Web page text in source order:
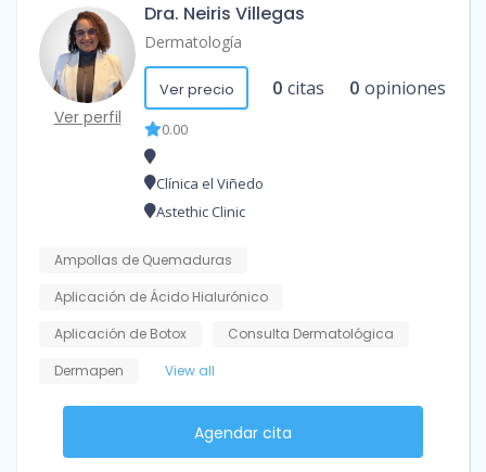
Ver perfil
Dra. Neiris Villegas
Dermatología
Ver precio 0 citas 0 opiniones
0.00
Clínica el Viñedo
Astethic Clinic
Ampollas de Quemaduras
Aplicación de Ácido Hialurónico
Aplicación de Botox
Consulta Dermatológica
Dermapen
View all
Agendar cita